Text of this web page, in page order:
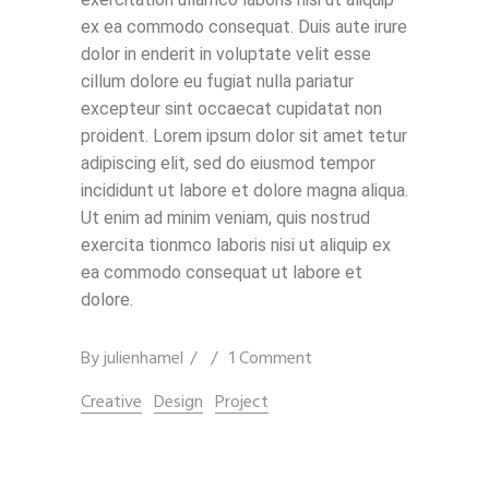
ex ea commodo consequat. Duis aute irure
dolor in enderit in voluptate velit esse
cillum dolore eu fugiat nulla pariatur
excepteur sint occaecat cupidatat non
proident. Lorem ipsum dolor sit amet tetur
adipiscing elit, sed do eiusmod tempor
incididunt ut labore et dolore magna aliqua.
Ut enim ad minim veniam, quis nostrud
exercita tionmco laboris nisi ut aliquip ex
ea commodo consequat ut labore et
dolore.
Byjulienhamel
1 Comment
Creative Design Project